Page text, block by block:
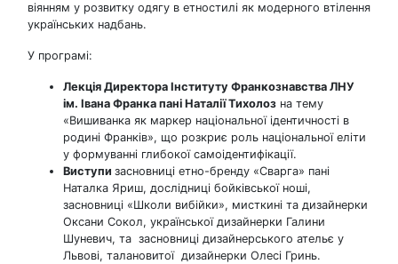
віянням у розвитку одягу в етностилі як модерного втілення
українських надбань.
У програмі:
Лекція Директора Інституту Франкознавства ЛНУ
ім. Івана Франка пані Наталії Тихолоз на тему
«Вишиванка як маркер національної ідентичності в
родині Франків», що розкриє роль національної еліти
у формуванні глибокої самоідентифікації.
Виступи засновниці етно-бренду «Сварга» пані
Наталка Яриш, дослідниці бойківської ноші,
засновниці «Школи вибійки», мисткині та дизайнерки
Оксани Сокол, української дизайнерки Галини
Шуневич, та засновниці дизайнерського ательє у
Львові, талановитої дизайнерки Олесі Гринь.